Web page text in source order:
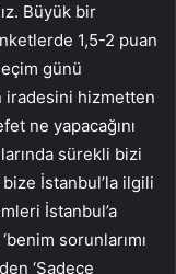
Büyük bir
1,5-2 puan
günü
iradesini hizmetten
ne yapacağını
sürekli bizi
İstanbul’la ilgili
İstanbul’a
sorunlarımı
‘Sadece